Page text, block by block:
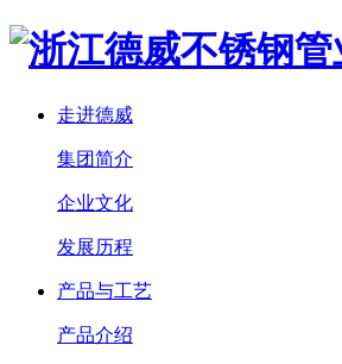
走进德威
集团简介
企业文化
发展历程
产品与工艺
产品介绍